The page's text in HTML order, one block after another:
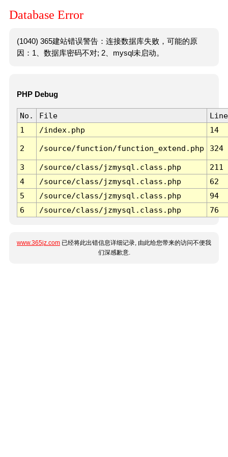
Database Error
(1040) 365建站错误警告：连接数据库失败，可能的原
因：1、数据库密码不对; 2、mysql未启动。
PHP Debug
No. File
Line
1
/index.php 14
2 /source/function/function_extend.php 324
3 /source/class/jzmysql.class.php
211
4
/source/class/jzmysql.class.php
62
5
/source/class/jzmysql.class.php
94
6
/source/class/jzmysql.class.php 76
www.365jz.com 已经将此出错信息详细记录, 由此给您带来的访问不便我
们深感歉意.